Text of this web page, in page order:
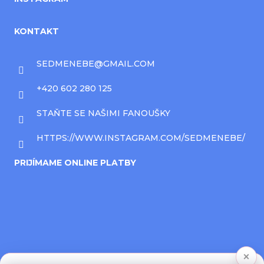
KONTAKT
SEDMENEBE@GMAIL.COM
+420 602 280 125
STAŇTE SE NAŠIMI FANOUŠKY
HTTPS://WWW.INSTAGRAM.COM/SEDMENEBE/
PRIJÍMAME ONLINE PLATBY
×